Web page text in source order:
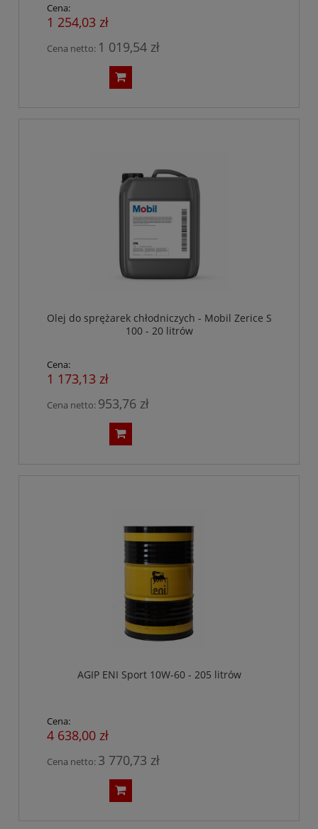
Cena:
1 254,03 zł
Cena netto: 1 019,54 zł
Olej do sprężarek chłodniczych - Mobil Zerice S
100 - 20 litrów
Cena:
1 173,13 zł
Cena netto: 953,76 zł
AGIP ENI Sport 10W-60 - 205 litrów
Cena:
4 638,00 zł
Cena netto: 3 770,73 zł